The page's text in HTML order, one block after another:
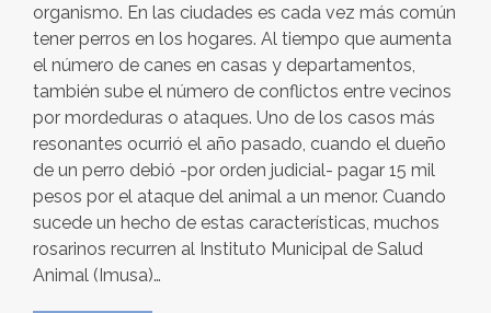
organismo. En las ciudades es cada vez más común
tener perros en los hogares. Al tiempo que aumenta
el número de canes en casas y departamentos,
también sube el número de conflictos entre vecinos
por mordeduras o ataques. Uno de los casos más
resonantes ocurrió el año pasado, cuando el dueño
de un perro debió -por orden judicial- pagar 15 mil
pesos por el ataque del animal a un menor. Cuando
sucede un hecho de estas características, muchos
rosarinos recurren al Instituto Municipal de Salud
Animal (Imusa)…